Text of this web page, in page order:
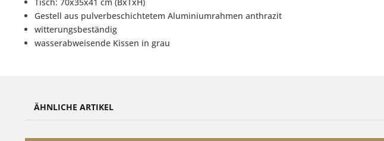
Gestell aus pulverbeschichtetem Aluminiumrahmen anthrazit
witterungsbeständig
wasserabweisende Kissen in grau
ÄHNLICHE ARTIKEL